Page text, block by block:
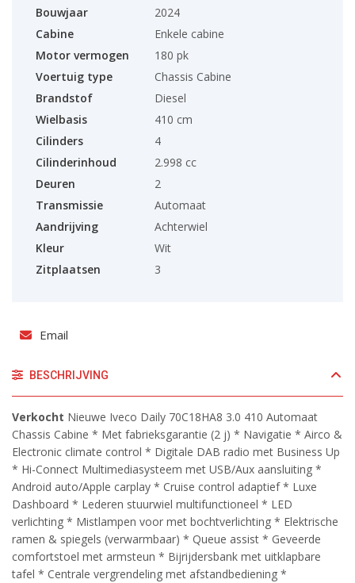
Bouwjaar
2024
Cabine
Enkele cabine
Motor vermogen
180 pk
Voertuig type
Chassis Cabine
Brandstof
Diesel
Wielbasis
410 cm
Cilinders
4
Cilinderinhoud
2.998 cc
Deuren
2
Transmissie
Automaat
Aandrijving
Achterwiel
Kleur
Wit
Zitplaatsen
3
Email
BESCHRIJVING
Verkocht Nieuwe Iveco Daily 70C18HA8 3.0 410 Automaat
Chassis Cabine * Met fabrieksgarantie (2 j) * Navigatie * Airco &
Electronic climate control * Digitale DAB radio met Business Up
* Hi-Connect Multimediasysteem met USB/Aux aansluiting *
Android auto/Apple carplay * Cruise control adaptief * Luxe
Dashboard * Lederen stuurwiel multifunctioneel * LED
verlichting * Mistlampen voor met bochtverlichting * Elektrische
ramen & spiegels (verwarmbaar) * Queue assist * Geveerde
comfortstoel met armsteun * Bijrijdersbank met uitklapbare
tafel * Centrale vergrendeling met afstandbediening *